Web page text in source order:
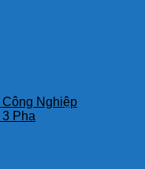
Nghiệp
Pha